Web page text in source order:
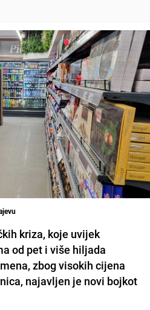
kriza, koje uvijek
od pet i više hiljada
zbog visokih cijena
najavljen je novi bojkot